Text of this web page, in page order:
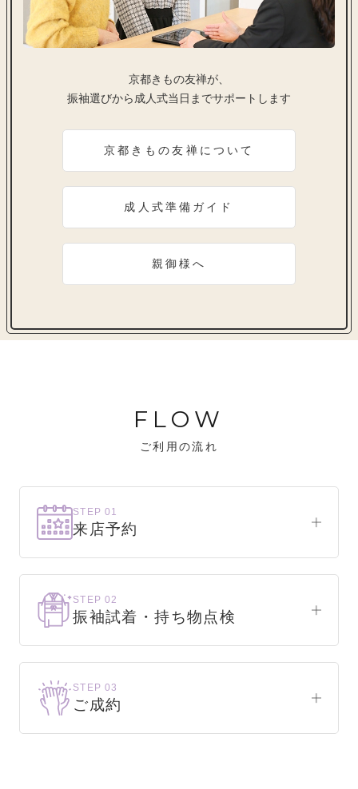
京都きもの友禅が、
振袖選びから成人式当日までサポートします
京都きもの友禅について
成人式準備ガイド
親御様へ
FLOW
ご利用の流れ
STEP 01
来店予約
まずはお気軽にご来店ください。
STEP 02
振袖試着・持ち物点検
お気に入りの振袖が見つかるまで、何着でも
試着できます。
STEP 03
ご成約